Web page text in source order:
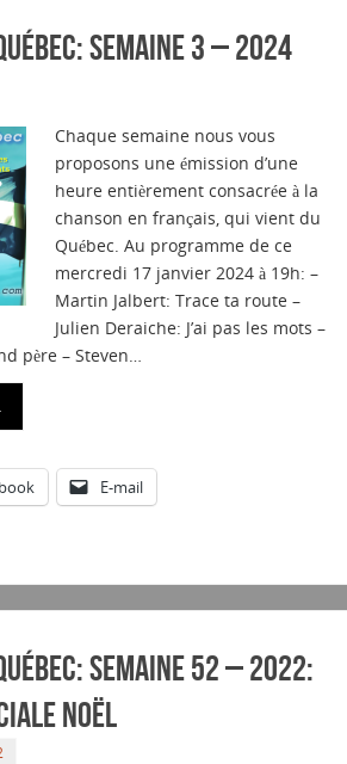
Semaine 3 – 2024
Chaque semaine nous vous
proposons une émission d’une
heure entièrement consacrée à la
chanson en français, qui vient du
Québec. Au programme de ce
mercredi 17 janvier 2024 à 19h: –
Martin Jalbert: Trace ta route –
Julien Deraiche: J’ai pas les mots –
père – Steven…
E-mail
Semaine 52 – 2022:
Noël